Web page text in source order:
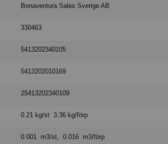
Bonaventura Sales Sverige AB
330463
5413202340105
5413202010169
25413202340109
0.21 kg/st 3.36 kg/förp
0.001 m3/st, 0.016 m3/förp